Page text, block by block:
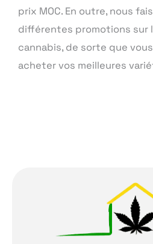
prix MOC. En outre, nous
différentes promotions sur
cannabis, de sorte que
acheter vos meilleures